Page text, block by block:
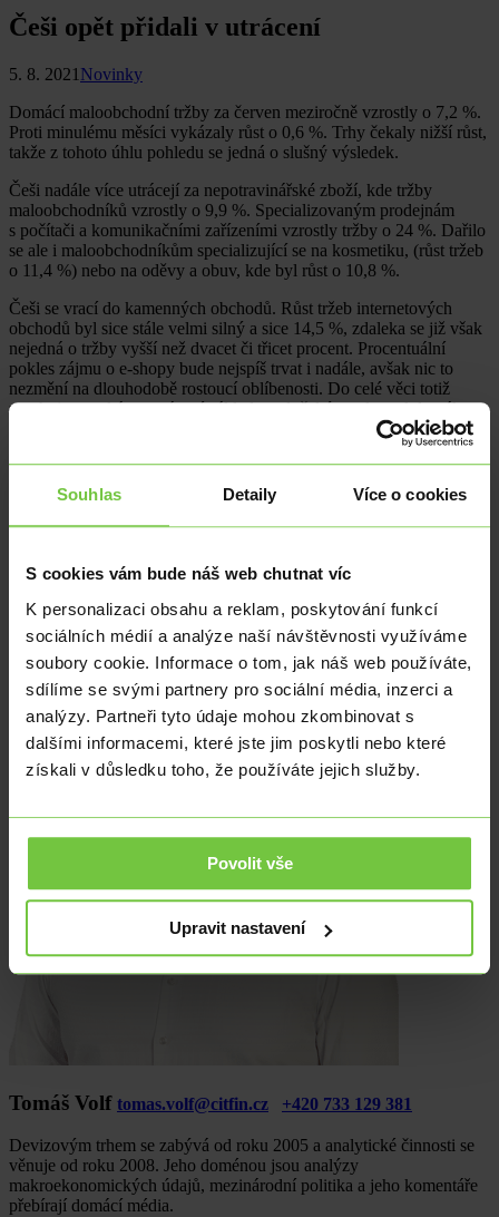
Souhlas Detaily Více o cookies
S cookies vám bude náš web chutnat víc
K personalizaci obsahu a reklam, poskytování funkcí
sociálních médií a analýze naší návštěvnosti využíváme
soubory cookie. Informace o tom, jak náš web používáte,
sdílíme se svými partnery pro sociální média, inzerci a
analýzy. Partneři tyto údaje mohou zkombinovat s
dalšími informacemi, které jste jim poskytli nebo které
získali v důsledku toho, že používáte jejich služby.
Povolit vše
Upravit nastavení
Češi opět přidali v utrácení
5. 8. 2021 Novinky
Domácí maloobchodní tržby za červen meziročně vzrostly o 7,2 %.
Proti minulému měsíci vykázaly růst o 0,6 %. Trhy čekaly nižší růst,
takže z tohoto úhlu pohledu se jedná o slušný výsledek.
Češi nadále více utrácejí za nepotravinářské zboží, kde tržby
maloobchodníků vzrostly o 9,9 %. Specializovaným prodejnám
s počítači a komunikačními zařízeními vzrostly tržby o 24 %. Dařilo
se ale i maloobchodníkům specializující se na kosmetiku, (růst tržeb
o 11,4 %) nebo na oděvy a obuv, kde byl růst o 10,8 %.
Češi se vrací do kamenných obchodů. Růst tržeb internetových
obchodů byl sice stále velmi silný a sice 14,5 %, zdaleka se již však
nejedná o tržby vyšší než dvacet či třicet procent. Procentuální
pokles zájmu o e-shopy bude nejspíš trvat i nadále, avšak nic to
nezmění na dlouhodobě rostoucí oblíbenosti. Do celé věci totiž
zasahuje vysoká srovnávací základna s loňským rokem, kdy nákup
přes internet byla prakticky jediná možnost nákupu.
Dnešní dobrý výsledek maloobchodních tržeb jde na vrub
především dvěma faktorům. Jedním je fakt, že lidé skutečně více
utrácejí. Nucený půst v nakupování z uplynulých měsíců si
kompenzují zvýšenou spotřebou téměř ve všech oblastech života.
na uspořené rezervy, které nemohli utratit v době lockdownů,
srovnávací základna z loňského roku. S tímto faktorem se budeme
potýkat ještě dlouhé měsíce a plně vyprchá až v prvním čtvrtletí
2023.
Tomáš Volf tomas.volf@citfin.cz +420 733 129 381
Devizovým trhem se zabývá od roku 2005 a analytické činnosti se
věnuje od roku 2008. Jeho doménou jsou analýzy
makroekonomických údajů, mezinárodní politika a jeho komentáře
přebírají domácí média.